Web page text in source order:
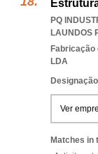
PQ
LAUNDOS
LDA
Ver
Matches in